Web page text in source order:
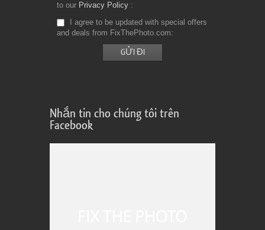
to our Privacy Policy
I agree to be updated with special offers
and deals from FixThePhoto.com
Nhắn tin cho chúng tôi trên
Facebook